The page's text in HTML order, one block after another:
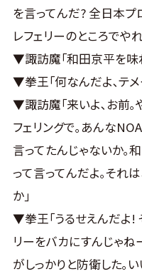
を言ってんだ? 全日本プ
レフェリーのところでや
▼諏訪魔｢和田京平を味
▼拳王｢何なんだよ､テメ
▼諏訪魔｢来いよ､お前｡
フェリングで｡あんな
言ってたんじゃないか｡
って言ってんだよ｡それ
か｣
▼拳王｢うるせえんだよ!
リーをバカにすんじゃ
がしっかりと防衛した｡